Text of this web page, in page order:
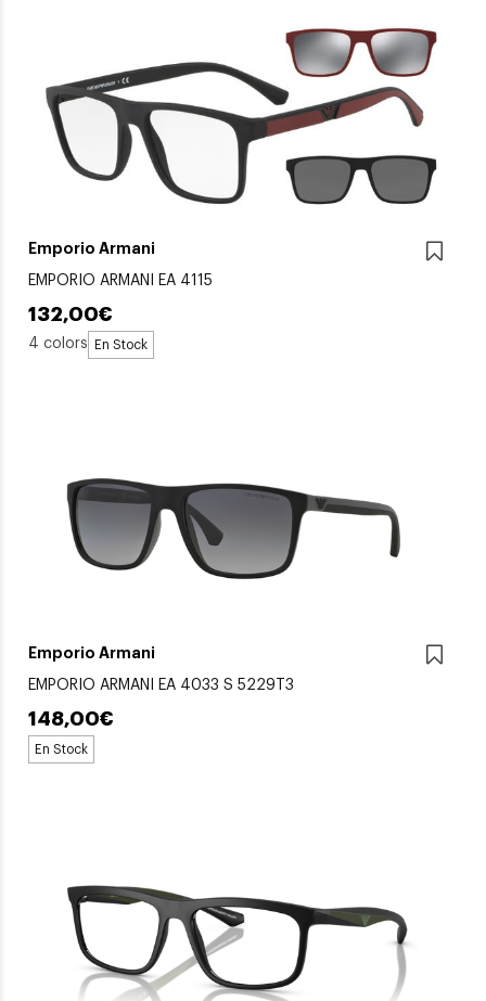
Emporio Armani
EMPORIO ARMANI EA 4115
132,00€
4 colors En Stock
Emporio Armani
EMPORIO ARMANI EA 4033 S 5229T3
148,00€
En Stock